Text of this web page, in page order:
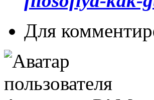
Для